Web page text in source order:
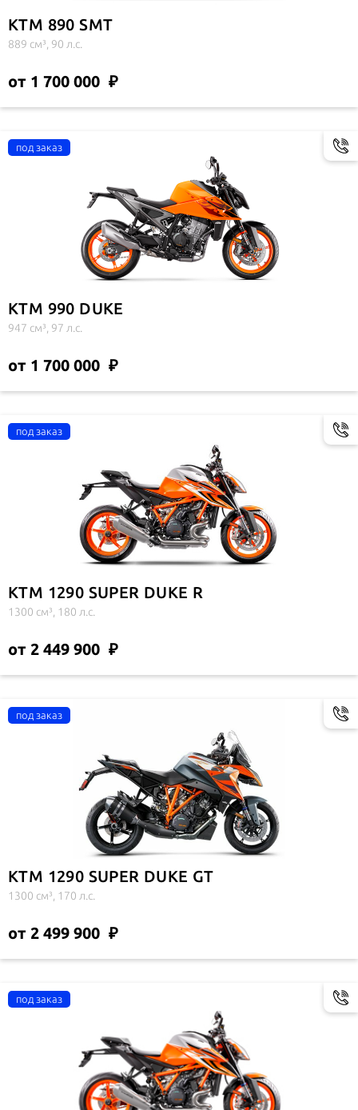
KTM 890 SMT
889 см³, 90 л.с.
от 1 700 000
KTM 990 DUKE
947 см³, 97 л.с.
от 1 700 000
KTM 1290 SUPER DUKE R
1300 см³, 180 л.с.
от 2 449 900
KTM 1290 SUPER DUKE GT
1300 см³, 170 л.с.
от 2 499 900